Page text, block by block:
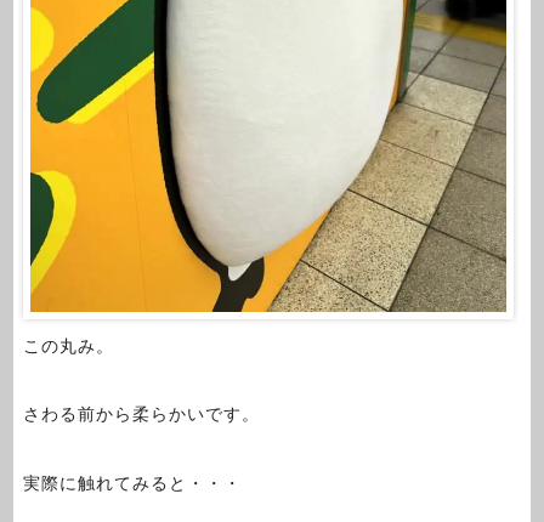
この丸み。
さわる前から柔らかいです。
実際に触れてみると・・・